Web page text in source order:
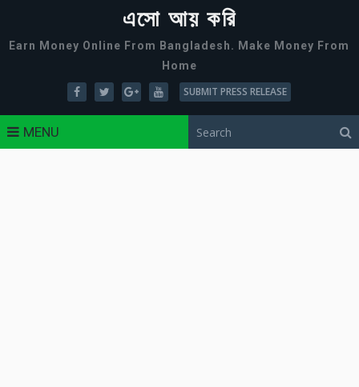
এসো আয় করি
Earn Money Online From Bangladesh. Make Money From
Home
SUBMIT PRESS RELEASE
MENU